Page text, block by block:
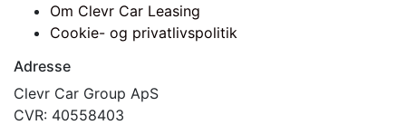
Om Clevr Car Leasing
Cookie- og privatlivspolitik
Adresse
Clevr Car Group ApS
CVR: 40558403